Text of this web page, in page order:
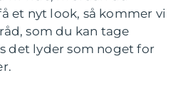
et nyt look, så kommer vi
som du kan tage
det lyder som noget for